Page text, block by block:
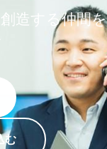
造する仲間を
む